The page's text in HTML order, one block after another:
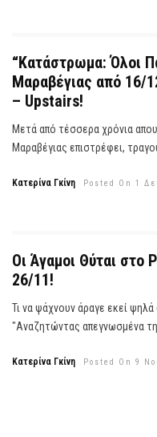
“Κατάστρωμα: Όλοι
Μαραβέγιας από 16/
– Upstairs!
Μετά από τέσσερα χρόνια
Μαραβέγιας επιστρέφει,
Κατερίνα Γκίνη Posted On 1
Οι Άγαμοι Θύται στο
26/11!
Τι να ψάχνουν άραγε εκεί ψηλά
"Αναζητώντας απεγνωσμένα
Κατερίνα Γκίνη Posted On 9